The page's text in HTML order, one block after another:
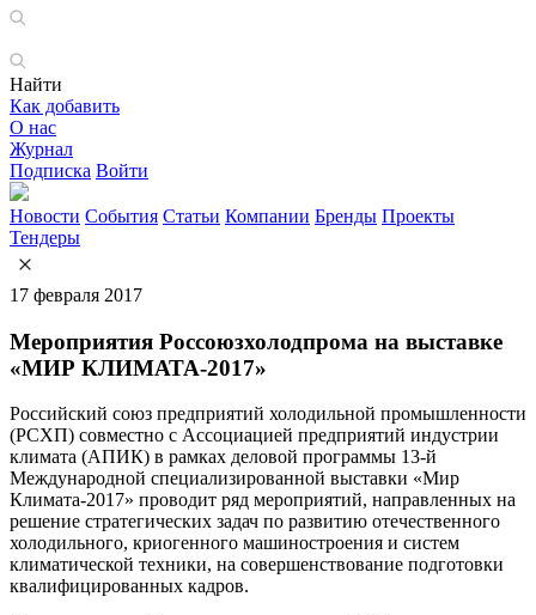
Найти
Как добавить
О нас
Журнал
Подписка Войти
Новости События Статьи Компании Бренды Проекты
Тендеры
17 февраля 2017
Мероприятия Россоюзхолодпрома на выставке
«МИР КЛИМАТА-2017»
Российский союз предприятий холодильной промышленности
(РСХП) совместно с Ассоциацией предприятий индустрии
климата (АПИК) в рамках деловой программы 13-й
Международной специализированной выставки «Мир
Климата-2017» проводит ряд мероприятий, направленных на
решение стратегических задач по развитию отечественного
холодильного, криогенного машиностроения и систем
климатической техники, на совершенствование подготовки
квалифицированных кадров.